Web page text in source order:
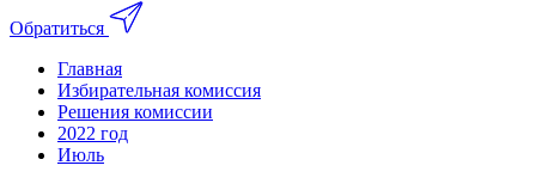
Обратиться
Главная
Избирательная комиссия
Решения комиссии
2022 год
Июль